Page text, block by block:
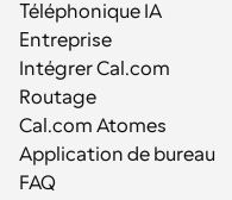
Téléphonique IA
Entreprise
Intégrer Cal.com
Routage
Cal.com Atomes
Application de bureau
FAQ